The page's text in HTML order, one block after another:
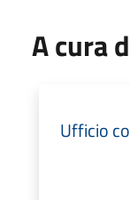
A cura
Ufficio